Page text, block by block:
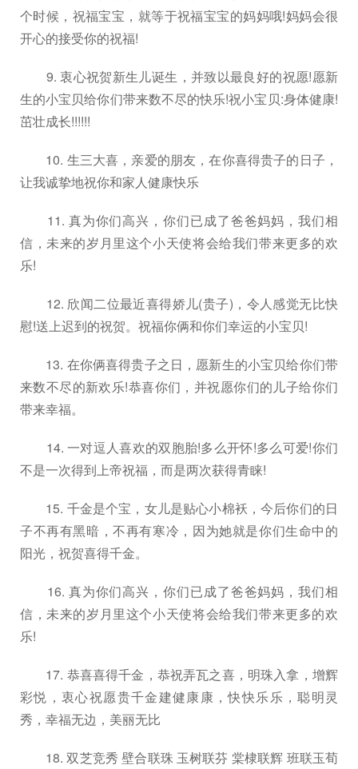
个时候，祝福宝宝，就等于祝福宝宝的妈妈哦!妈妈会很
开心的接受你的祝福!
9. 衷心祝贺新生儿诞生，并致以最良好的祝愿!愿新
生的小宝贝给你们带来数不尽的快乐!祝小宝贝:身体健康!
茁壮成长!!!!!!
10. 生三大喜，亲爱的朋友，在你喜得贵子的日子，
让我诚挚地祝你和家人健康快乐
11. 真为你们高兴，你们已成了爸爸妈妈，我们相
信，未来的岁月里这个小天使将会给我们带来更多的欢
乐!
12. 欣闻二位最近喜得娇儿(贵子)，令人感觉无比快
慰!送上迟到的祝贺。祝福你俩和你们幸运的小宝贝!
13. 在你俩喜得贵子之日，愿新生的小宝贝给你们带
来数不尽的新欢乐!恭喜你们，并祝愿你们的儿子给你们
带来幸福。
14. 一对逗人喜欢的双胞胎!多么开怀!多么可爱!你们
不是一次得到上帝祝福，而是两次获得青睐!
15. 千金是个宝，女儿是贴心小棉袄，今后你们的日
子不再有黑暗，不再有寒冷，因为她就是你们生命中的
阳光，祝贺喜得千金。
16. 真为你们高兴，你们已成了爸爸妈妈，我们相
信，未来的岁月里这个小天使将会给我们带来更多的欢
乐!
17. 恭喜喜得千金，恭祝弄瓦之喜，明珠入拿，增辉
彩悦，衷心祝愿贵千金建健康康，快快乐乐，聪明灵
秀，幸福无边，美丽无比
18. 双芝竞秀 壁合联珠 玉树联芬 棠棣联辉 班联玉荀